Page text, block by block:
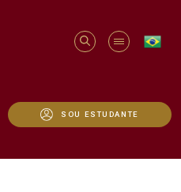
SOU ESTUDANTE